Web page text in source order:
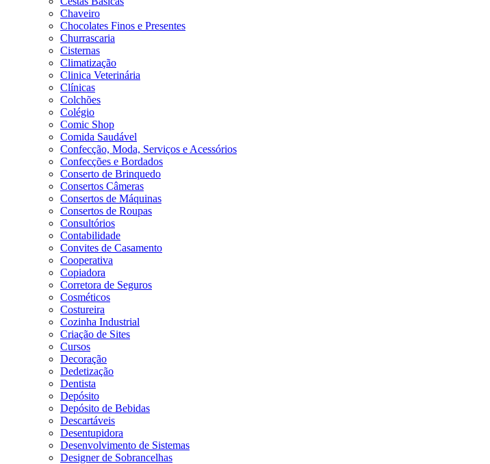
Chaveiro
Chocolates Finos e Presentes
Churrascaria
Cisternas
Climatização
Clinica Veterinária
Clínicas
Colchões
Colégio
Comic Shop
Comida Saudável
Confecção, Moda, Serviços e Acessórios
Confecções e Bordados
Conserto de Brinquedo
Consertos Câmeras
Consertos de Máquinas
Consertos de Roupas
Consultórios
Contabilidade
Convites de Casamento
Cooperativa
Copiadora
Corretora de Seguros
Cosméticos
Costureira
Cozinha Industrial
Criação de Sites
Cursos
Decoração
Dedetização
Dentista
Depósito
Depósito de Bebidas
Descartáveis
Desentupidora
Desenvolvimento de Sistemas
Designer de Sobrancelhas